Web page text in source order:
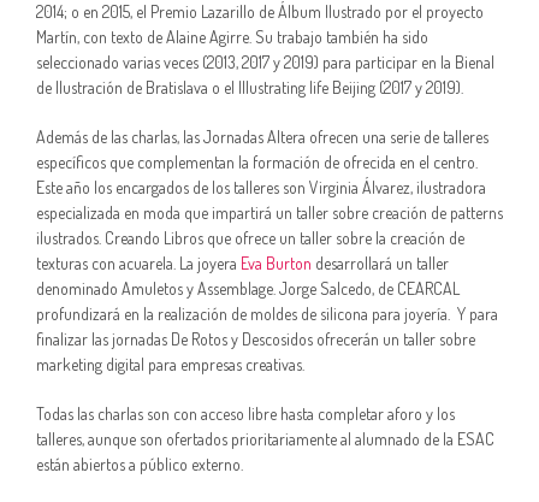
2014; o en 2015, el Premio Lazarillo de Álbum Ilustrado por el proyecto
Martín, con texto de Alaine Agirre. Su trabajo también ha sido
seleccionado varias veces (2013, 2017 y 2019) para participar en la Bienal
de Ilustración de Bratislava o el Illustrating life Beijing (2017 y 2019).
Además de las charlas, las Jornadas Altera ofrecen una serie de talleres
específicos que complementan la formación de ofrecida en el centro.
Este año los encargados de los talleres son Virginia Álvarez, ilustradora
especializada en moda que impartirá un taller sobre creación de patterns
ilustrados. Creando Libros que ofrece un taller sobre la creación de
texturas con acuarela. La joyera Eva Burton desarrollará un taller
denominado Amuletos y Assemblage. Jorge Salcedo, de CEARCAL
profundizará en la realización de moldes de silicona para joyería. Y para
finalizar las jornadas De Rotos y Descosidos ofrecerán un taller sobre
marketing digital para empresas creativas.
Todas las charlas son con acceso libre hasta completar aforo y los
talleres, aunque son ofertados prioritariamente al alumnado de la ESAC
están abiertos a público externo.